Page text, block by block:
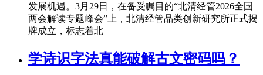
发展机遇。3月29日，在备受瞩目的“北清经管2026全国
两会解读专题峰会”上，北清经管品类创新研究所正式揭
牌成立，标志着北
学诗识字法真能破解古文密码吗？